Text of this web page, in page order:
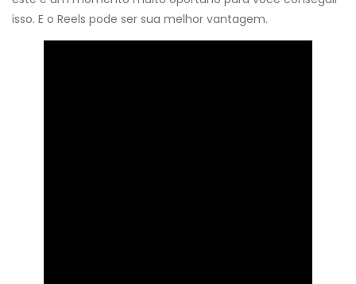
isso. E o Reels pode ser sua melhor vantagem.